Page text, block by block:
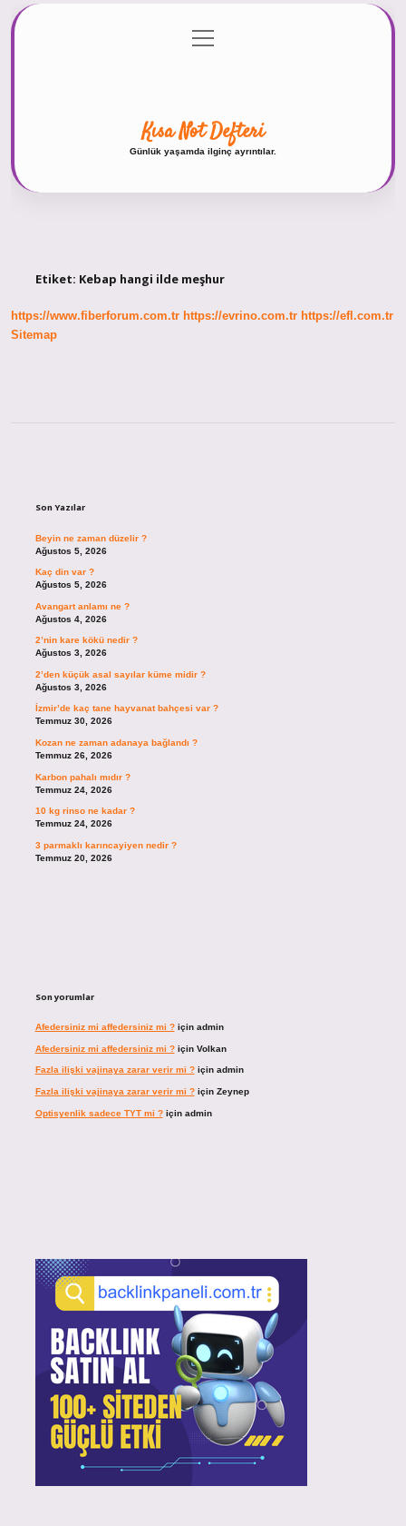
Gizlilik Politikası
menüyü
aç
Kısa Not Defteri
Günlük yaşamda ilginç ayrıntılar.
Etiket: Kebap hangi ilde meşhur
https://www.fiberforum.com.tr https://evrino.com.tr https://efl.com.tr
Sitemap
Son Yazılar
Beyin ne zaman düzelir ?
Ağustos 5, 2026
Kaç din var ?
Ağustos 5, 2026
Avangart anlamı ne ?
Ağustos 4, 2026
2’nin kare kökü nedir ?
Ağustos 3, 2026
2’den küçük asal sayılar küme midir ?
Ağustos 3, 2026
İzmir’de kaç tane hayvanat bahçesi var ?
Temmuz 30, 2026
Kozan ne zaman adanaya bağlandı ?
Temmuz 26, 2026
Karbon pahalı mıdır ?
Temmuz 24, 2026
10 kg rinso ne kadar ?
Temmuz 24, 2026
3 parmaklı karıncayiyen nedir ?
Temmuz 20, 2026
Son yorumlar
Afedersiniz mi affedersiniz mi ?için admin
Afedersiniz mi affedersiniz mi ?için Volkan
Fazla ilişki vajinaya zarar verir mi ?için admin
Fazla ilişki vajinaya zarar verir mi ?için Zeynep
Optisyenlik sadece TYT mi ?için admin